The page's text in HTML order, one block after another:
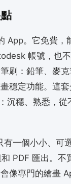
App。它免費，
帳號，也
刷：鉛筆、麥
穩定功能。這
沉穩、熟悉，從
一個小小、可
PDF 匯出。不
像專門的繪畫